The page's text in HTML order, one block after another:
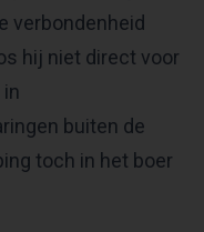
verbondenheid
hij niet direct voor
buiten de
toch in het boer